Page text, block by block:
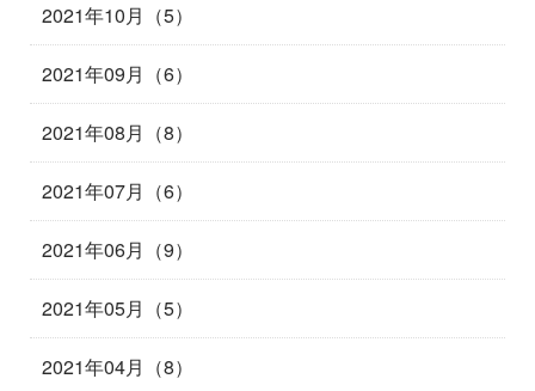
2021年10月（5）
2021年09月（6）
2021年08月（8）
2021年07月（6）
2021年06月（9）
2021年05月（5）
2021年04月（8）